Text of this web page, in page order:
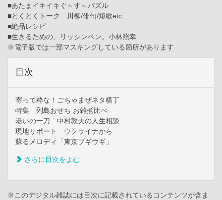
■あたまイキイキぐ～す～パズル
■とくとくトーク 川柳/俳句/短歌etc...
■絶品レシピ
■生きるための、リッシンベン。小林照幸
※電子版では一部マスキングしている箇所があります
目次
寄って粋な！ごちゃまぜネタ横丁
特集 列島おせち お雑煮比べ
老いの一刀 中村敦夫の人生相談
現地リポート ウクライナから
蘇るメロディ「東京ブギウギ」
さらに目次をよむ
※このデジタル雑誌には目次に記載されているコンテンツが含ま